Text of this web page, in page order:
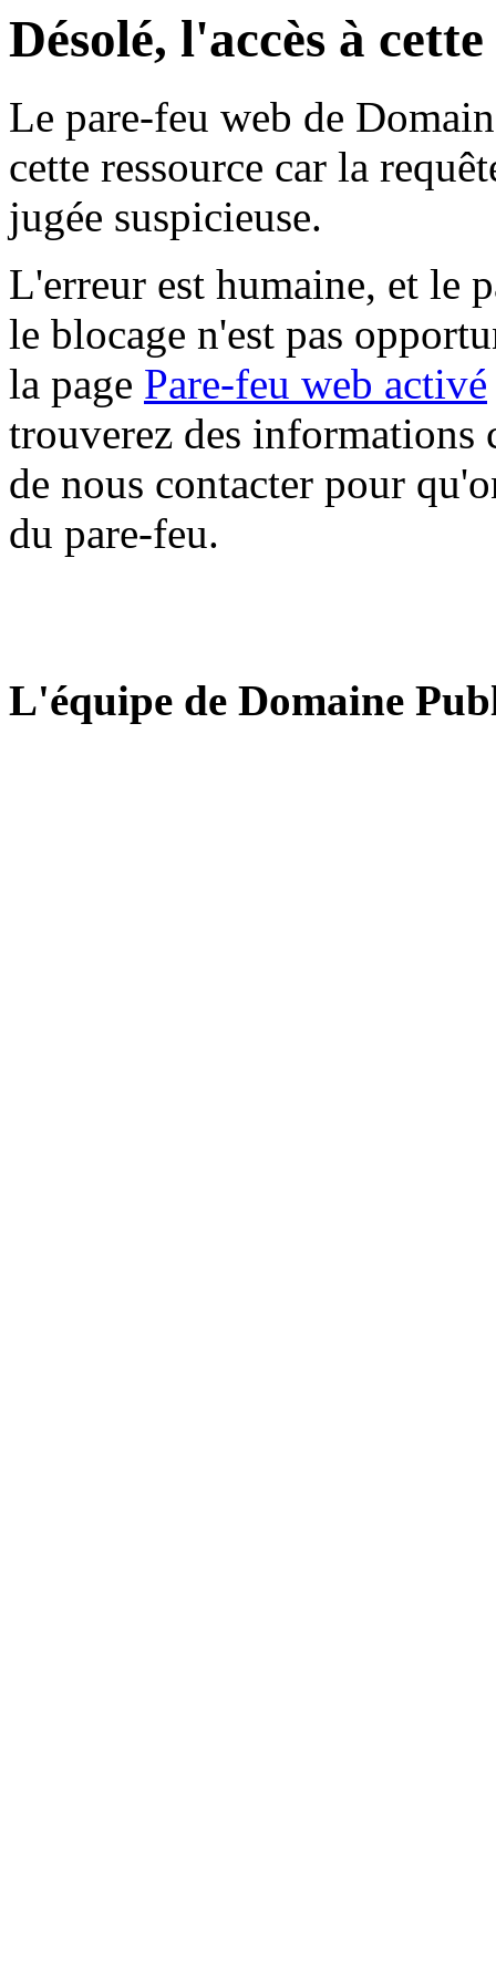
Désolé, l'accès à
Le pare-feu web de
cette ressource car la
jugée suspicieuse.
L'erreur est humaine, et le
le blocage n'est pas
la page Pare-feu web activé
trouverez des informations
de nous contacter pour
du pare-feu.
L'équipe de Domaine